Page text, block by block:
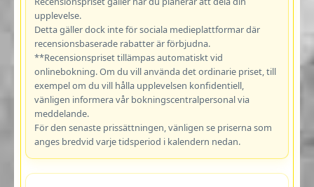
upplevelse.
Detta gäller dock inte för sociala medieplattformar där
recensionsbaserade rabatter är förbjudna.
**Recensionspriset tillämpas automatiskt vid
onlinebokning. Om du vill använda det ordinarie priset, till
exempel om du vill hålla upplevelsen konfidentiell,
vänligen informera vår bokningscentralpersonal via
meddelande.
För den senaste prissättningen, vänligen se priserna som
anges bredvid varje tidsperiod i kalendern nedan.